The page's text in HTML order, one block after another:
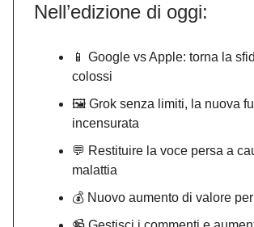
Nell’edizione di oggi:
📱 Google vs Apple: torna la
colossi
🖼️ Grok senza limiti, la nuova
incensurata
💬 Restituire la voce persa a
malattia
💰 Nuovo aumento di valore